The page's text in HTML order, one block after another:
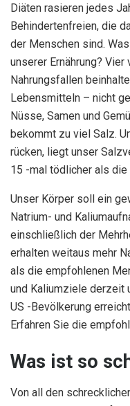
Diäten rasieren jedes
Behindertenfreien, die
der Menschen sind.
unserer Ernährung?
Nahrungsfallen
Lebensmitteln – nicht
Nüsse, Samen und
bekommt zu viel Salz.
rücken, liegt unser
15 -mal tödlicher als die
Unser Körper soll ein
Natrium- und
einschließlich der
erhalten weitaus mehr
als die empfohlenen
und Kaliumziele derzeit
US -Bevölkerung
Erfahren Sie die
Was ist so
Von all den